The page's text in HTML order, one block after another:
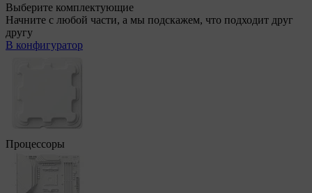
Выберите комплектующие
Начните с любой части, а мы подскажем, что подходит друг
другу
В конфигуратор
Процессоры